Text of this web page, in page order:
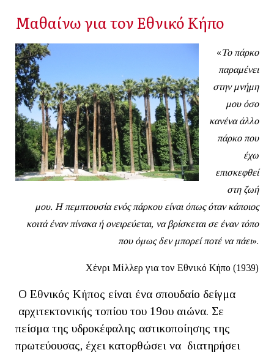
Μαθαίνω για τον Εθνικό Κήπο
«Το πάρκο
παραμένει
στην μνήμη
μου όσο
κανένα άλλο
πάρκο που
έχω
επισκεφθεί
στη ζωή
μου. Η πεμπτουσία ενός πάρκου είναι όπως όταν κάποιος
κοιτά έναν πίνακα ή ονειρεύεται, να βρίσκεται σε έναν τόπο
που όμως δεν μπορεί ποτέ να πάει».
Χένρι Μίλλερ για τον Εθνικό Κήπο (1939)
Ο Εθνικός Κήπος είναι ένα σπουδαίο δείγμα
αρχιτεκτονικής τοπίου του 19ου αιώνα. Σε
πείσμα της υδροκέφαλης αστικοποίησης της
πρωτεύουσας, έχει κατορθώσει να διατηρήσει